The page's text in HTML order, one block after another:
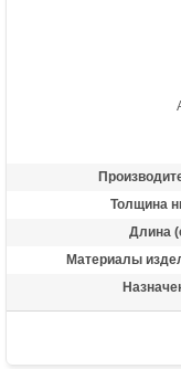
Толщина
Длина
Материалы